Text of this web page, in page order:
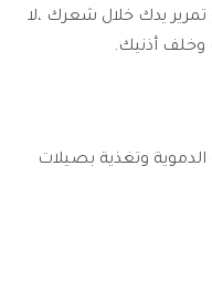
يدك خلال شعرك ،لا
أذنيك.
وتغذية بصيلات